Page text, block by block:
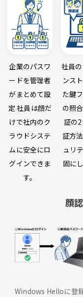
企業のパスワ
ードを管理者
がまとめて設
定 社員は顔だ
けで社内のク
ラウドシステ
ムに安全にロ
グインできま
す。
社員
ンス
た鍵
の照
証の
証方
ュリ
固に
顔
Windows Helloに登